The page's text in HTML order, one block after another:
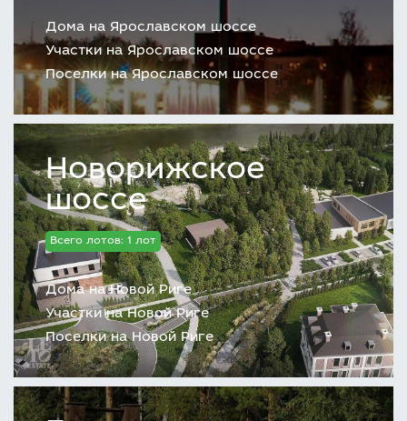
Дома на Ярославском шоссе
Участки на Ярославском шоссе
Поселки на Ярославском шоссе
Новорижское
шоссе
Всего лотов: 1 лот
Дома на Новой Риге
Участки на Новой Риге
Поселки на Новой Риге